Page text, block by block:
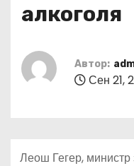
алкоголя
Автор:
Сен 21,
Леош Гегер,